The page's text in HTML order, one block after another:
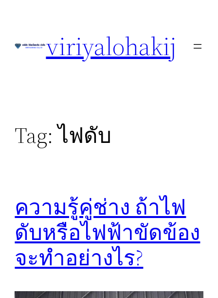
viriyalohakij
Tag:ไฟดับ
ความรู้คู่ช่าง ถ้าไฟ
ดับหรือไฟฟ้าขัดข้อง
จะทำอย่างไร?